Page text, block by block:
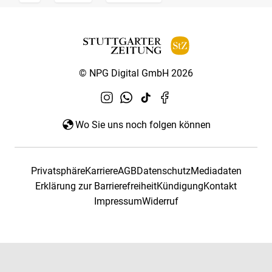
© NPG Digital GmbH 2026
Wo Sie uns noch folgen können
PrivatsphäreKarriereAGBDatenschutzMediadaten
Erklärung zur BarrierefreiheitKündigungKontakt
ImpressumWiderruf